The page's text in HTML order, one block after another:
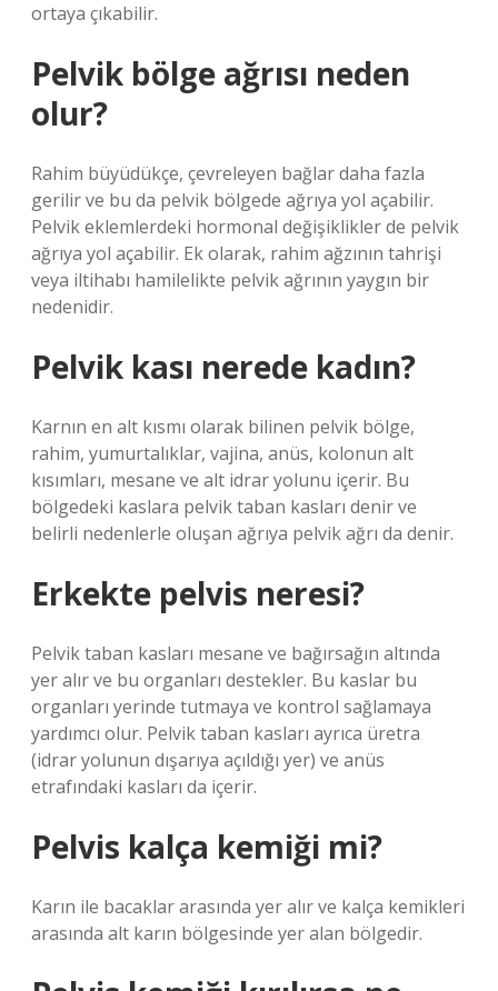
ortaya çıkabilir.
Pelvik bölge ağrısı neden
olur?
Rahim büyüdükçe, çevreleyen bağlar daha fazla
gerilir ve bu da pelvik bölgede ağrıya yol açabilir.
Pelvik eklemlerdeki hormonal değişiklikler de pelvik
ağrıya yol açabilir. Ek olarak, rahim ağzının tahrişi
veya iltihabı hamilelikte pelvik ağrının yaygın bir
nedenidir.
Pelvik kası nerede kadın?
Karnın en alt kısmı olarak bilinen pelvik bölge,
rahim, yumurtalıklar, vajina, anüs, kolonun alt
kısımları, mesane ve alt idrar yolunu içerir. Bu
bölgedeki kaslara pelvik taban kasları denir ve
belirli nedenlerle oluşan ağrıya pelvik ağrı da denir.
Erkekte pelvis neresi?
Pelvik taban kasları mesane ve bağırsağın altında
yer alır ve bu organları destekler. Bu kaslar bu
organları yerinde tutmaya ve kontrol sağlamaya
yardımcı olur. Pelvik taban kasları ayrıca üretra
(idrar yolunun dışarıya açıldığı yer) ve anüs
etrafındaki kasları da içerir.
Pelvis kalça kemiği mi?
Karın ile bacaklar arasında yer alır ve kalça kemikleri
arasında alt karın bölgesinde yer alan bölgedir.